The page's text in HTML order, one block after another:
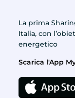
La prima
Italia, con
energetico
Scarica l'App